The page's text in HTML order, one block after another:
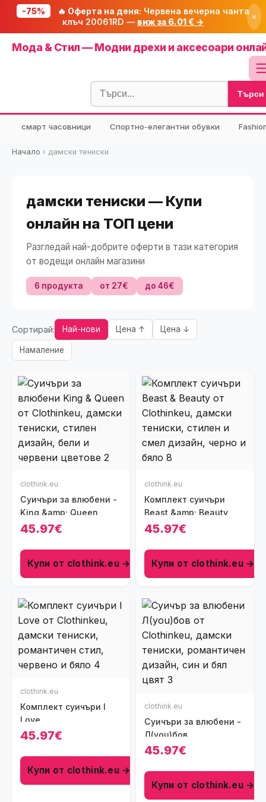
-75% 🔥 Оферта на деня: Червена вечерна чанта
клъч 20061RD — виж за 6.01 € → ×
Мода & Стил — Модни дрехи и аксесоари
Начало
🔥 Намаления
🧮 Калкулатори Търси
смарт часовници Спортно-елегантни обувки
Начало › дамски тениски
дамски тениски — Купи
онлайн на ТОП цени
Разгледай най-добрите оферти в тази категория
от водещи онлайн магазини
6 продукта от 27€ до 46€
Сортирай: Най-нови Цена ↑ Цена ↓
Намаление
clothink.eu
Суичъри за влюбени -
King &amp; Queen
45.97€
Купи от clothink.eu →
clothink.eu
Комплект суичъри
Beast &amp; Beauty
45.97€
Купи от clothink.eu →
clothink.eu
Комплект суичъри I
Love
45.97€
Купи от clothink.eu →
clothink.eu
Суичъри за влюбени -
Л(you)бов
45.97€
Купи от clothink.eu →